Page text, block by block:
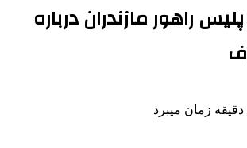
راهور مازندران درباره